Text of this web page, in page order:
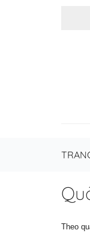
Theo